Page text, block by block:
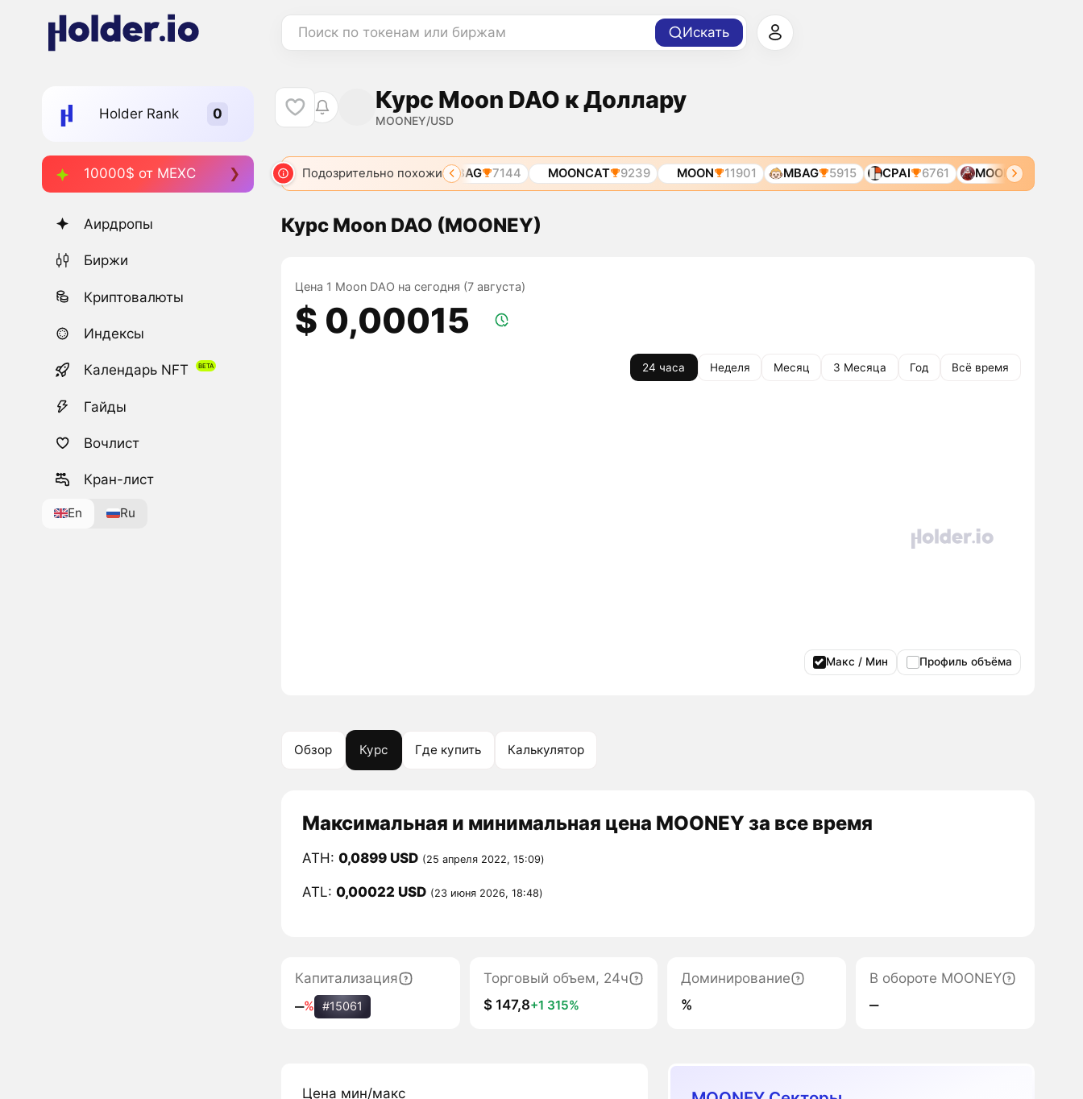
Поиск по токенам или биржам Искать
Holder Rank
10000$ от MEXC
Аирдропы
Биржи
Криптовалюты
Индексы
Календарь NFT
Гайды
Вочлист
Кран-лист
En Ru
Курс Moon DAO к Доллару
MOONEY/USD
Подозрительно похожи
MBAG 5915 CPAI 6761 MOONAI 7290 BAG 7144 MOONCAT 9239 MOON 11901 MBAG 5915 CPAI 6761 MOONAI 7290
Курс Moon DAO (MOONEY)
Цена 1 Moon DAO на сегодня (7 августа)
$ 0,00015
24 часа Неделя Месяц 3 Месяца Год Всё время
Макс / Мин Профиль объёма
Обзор Курс Где купить Калькулятор
Максимальная и минимальная цена MOONEY за все время
ATH: 0,0899 USD (25 апреля 2022, 15:09)
ATL: 0,00022 USD (23 июня 2026, 18:48)
Капитализация
‒% #15061
Торговый объем, 24ч
$ 147,8+1 315%
Доминирование
%
В обороте MOONEY
‒
Цена мин/макс